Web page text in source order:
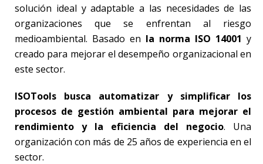
solución ideal y adaptable a las necesidades de las
organizaciones que se enfrentan al riesgo
medioambiental. Basado en la norma ISO 14001 y
creado para mejorar el desempeño organizacional en
este sector.
ISOTools busca automatizar y simplificar los
procesos de gestión ambiental para mejorar el
rendimiento y la eficiencia del negocio. Una
organización con más de 25 años de experiencia en el
sector.